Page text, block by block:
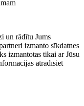
un rādītu Jums
izmanto sīkdatnes
izmantotas tikai ar Jūsu
atradīsiet